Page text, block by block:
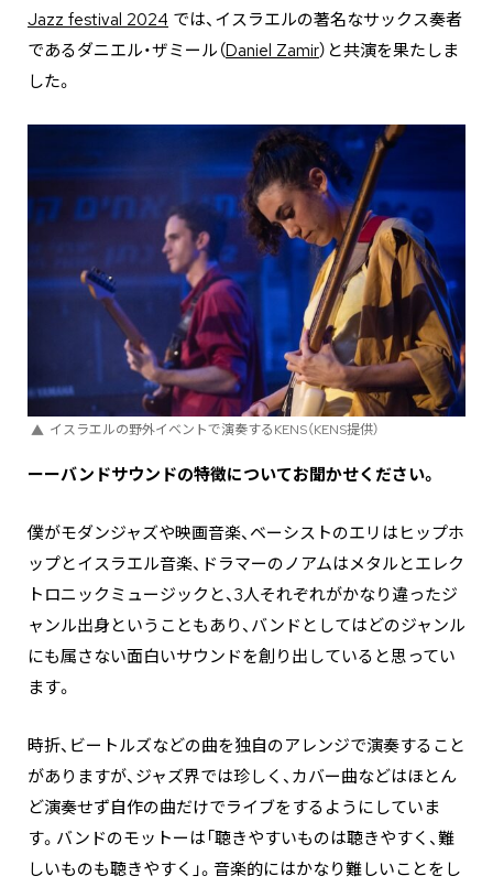
Jazz festival 2024 では、イスラエルの著名なサックス奏者
であるダニエル・ザミール（Daniel Zamir）と共演を果たしま
した。
イスラエルの野外イベントで演奏するKENS（KENS提供）
ーーバンドサウンドの特徴についてお聞かせください。
僕がモダンジャズや映画音楽、ベーシストのエリはヒップホ
ップとイスラエル音楽、ドラマーのノアムはメタルとエレク
トロニックミュージックと、3人それぞれがかなり違ったジ
ャンル出身ということもあり、バンドとしてはどのジャンル
にも属さない面白いサウンドを創り出していると思ってい
ます。
時折、ビートルズなどの曲を独自のアレンジで演奏すること
がありますが、ジャズ界では珍しく、カバー曲などはほとん
ど演奏せず自作の曲だけでライブをするようにしていま
す。バンドのモットーは「聴きやすいものは聴きやすく、難
しいものも聴きやすく」。音楽的にはかなり難しいことをし